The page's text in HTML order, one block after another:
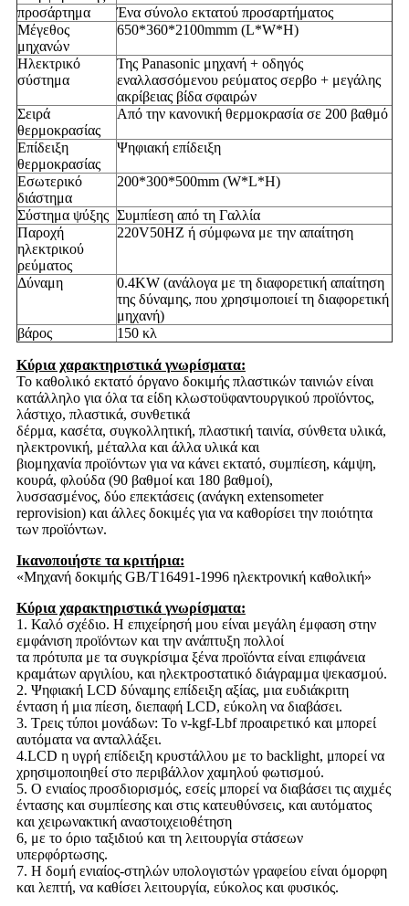
προσάρτημα
Ένα σύνολο εκτατού προσαρτήματος
Μέγεθος
μηχανών
650*360*2100mmm (L*W*H)
Ηλεκτρικό
σύστημα
Της Panasonic μηχανή + οδηγός
εναλλασσόμενου ρεύματος σερβο + μεγάλης
ακρίβειας βίδα σφαιρών
Σειρά
θερμοκρασίας
Από την κανονική θερμοκρασία σε 200 βαθμό
Επίδειξη
θερμοκρασίας
Ψηφιακή επίδειξη
Εσωτερικό
διάστημα
200*300*500mm (W*L*H)
Σύστημα ψύξης Συμπίεση από τη Γαλλία
Παροχή
ηλεκτρικού
ρεύματος
220V50HZ ή σύμφωνα με την απαίτηση
Δύναμη
0.4KW (ανάλογα με τη διαφορετική απαίτηση
της δύναμης, που χρησιμοποιεί τη διαφορετική
μηχανή)
βάρος
150 κλ
Κύρια χαρακτηριστικά γνωρίσματα:
Το καθολικό εκτατό όργανο δοκιμής πλαστικών ταινιών είναι
κατάλληλο για όλα τα είδη κλωστοϋφαντουργικού προϊόντος,
λάστιχο, πλαστικά, συνθετικά
δέρμα, κασέτα, συγκολλητική, πλαστική ταινία, σύνθετα υλικά,
ηλεκτρονική, μέταλλα και άλλα υλικά και
βιομηχανία προϊόντων για να κάνει εκτατό, συμπίεση, κάμψη,
κουρά, φλούδα (90 βαθμοί και 180 βαθμοί),
λυσσασμένος, δύο επεκτάσεις (ανάγκη extensometer
reprovision) και άλλες δοκιμές για να καθορίσει την ποιότητα
των προϊόντων.
Ικανοποιήστε τα κριτήρια:
«Μηχανή δοκιμής GB/T16491-1996 ηλεκτρονική καθολική»
Κύρια χαρακτηριστικά γνωρίσματα:
1. Καλό σχέδιο. Η επιχείρησή μου είναι μεγάλη έμφαση στην
εμφάνιση προϊόντων και την ανάπτυξη πολλοί
τα πρότυπα με τα συγκρίσιμα ξένα προϊόντα είναι επιφάνεια
κραμάτων αργιλίου, και ηλεκτροστατικό διάγραμμα ψεκασμού.
2. Ψηφιακή LCD δύναμης επίδειξη αξίας, μια ευδιάκριτη
ένταση ή μια πίεση, διεπαφή LCD, εύκολη να διαβάσει.
3. Τρεις τύποι μονάδων: Το ν-kgf-Lbf προαιρετικό και μπορεί
αυτόματα να ανταλλάξει.
4.LCD η υγρή επίδειξη κρυστάλλου με το backlight, μπορεί να
χρησιμοποιηθεί στο περιβάλλον χαμηλού φωτισμού.
5. Ο ενιαίος προσδιορισμός, εσείς μπορεί να διαβάσει τις αιχμές
έντασης και συμπίεσης και στις κατευθύνσεις, και αυτόματος
και χειρωνακτική αναστοιχειοθέτηση
6, με το όριο ταξιδιού και τη λειτουργία στάσεων
υπερφόρτωσης.
7. Η δομή ενιαίος-στηλών υπολογιστών γραφείου είναι όμορφη
και λεπτή, να καθίσει λειτουργία, εύκολος και φυσικός.